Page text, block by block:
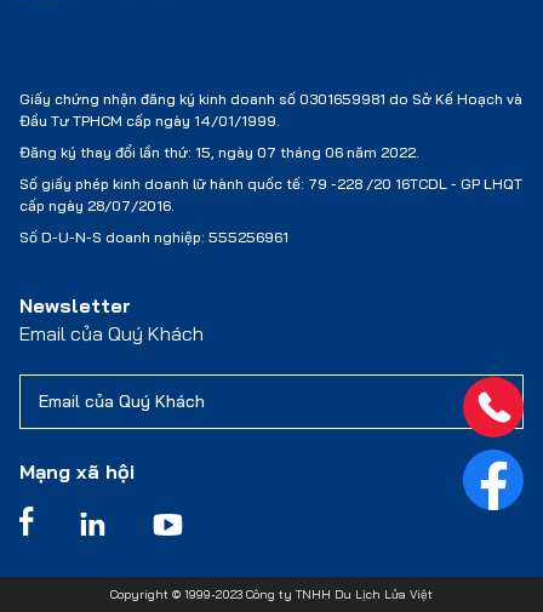
Giấy chứng nhận đăng ký kinh doanh số 0301659981 do Sở Kế Hoạch và
Đầu Tư TPHCM cấp ngày 14/01/1999.
Đăng ký thay đổi lần thứ: 15, ngày 07 tháng 06 năm 2022.
Số giấy phép kinh doanh lữ hành quốc tế: 79 -228 /20 16TCDL - GP LHQT
cấp ngày 28/07/2016.
Số D-U-N-S doanh nghiệp: 555256961
Newsletter
Email của Quý Khách
Mạng xã hội
Copyright © 1999-2023 Công ty TNHH Du Lịch Lửa Việt